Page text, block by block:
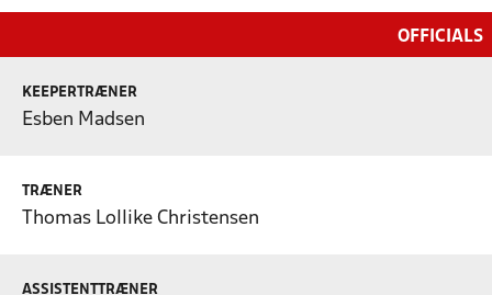
OFFICIALS
KEEPERTRÆNER
Esben Madsen
TRÆNER
Thomas Lollike Christensen
ASSISTENTTRÆNER